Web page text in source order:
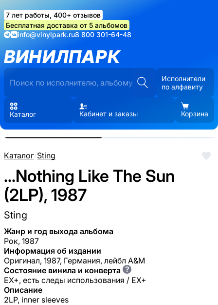
7 лет работы, 400+ отзывов
Бесплатная доставка от 5 альбомов
info@vinylpark.ru8 800 301-64-48
ВИНИЛПАРК
Исполнители
по алфавиту
Каталог Кабинет и заказы Корзина
Каталог/Sting
...Nothing Like The Sun
(2LP), 1987
Sting
Жанр и год выхода альбома
Рок, 1987
Информация об издании
Оригинал, 1987, Германия, лейбл A&M
Состояние винила и конверта ?
EX+, есть следы использования / EX+
Описание
2LP, inner sleeves
Реальные фото пластинки.
Нажмите, чтобы увеличить